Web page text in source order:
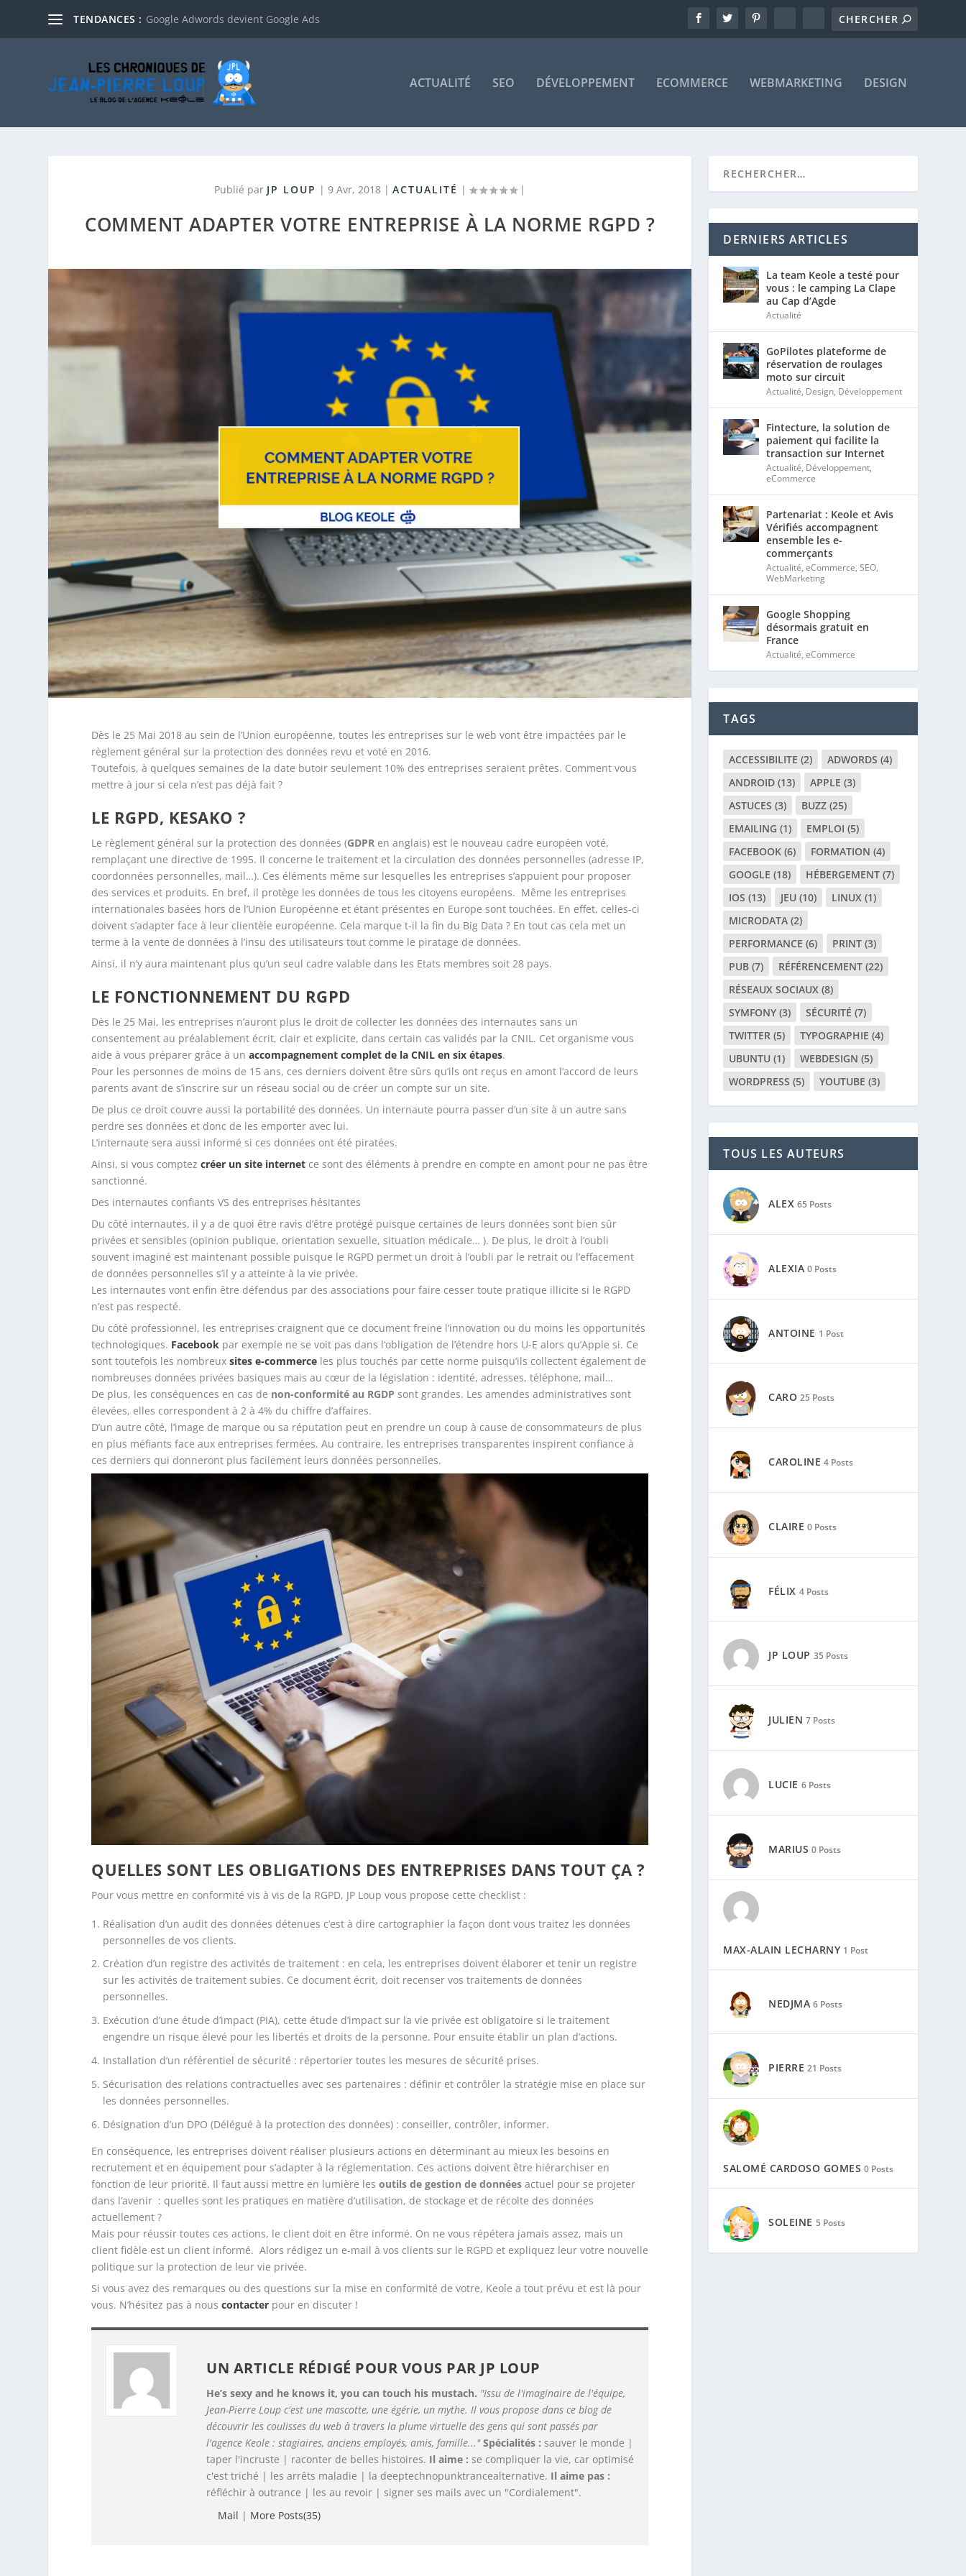
TENDANCES : Google Adwords devient Google Ads
ACTUALITÉ SEO DÉVELOPPEMENT ECOMMERCE WEBMARKETING DESIGN
Publié par JP LOUP |9 Avr, 2018 |ACTUALITÉ | |
COMMENT ADAPTER VOTRE ENTREPRISE À LA NORME RGPD ?
Dès le 25 Mai 2018 au sein de l’Union européenne, toutes les entreprises sur le web vont être impactées par le
règlement général sur la protection des données revu et voté en 2016.
Toutefois, à quelques semaines de la date butoir seulement 10% des entreprises seraient prêtes. Comment vous
mettre à jour si cela n’est pas déjà fait ?
LE RGPD, KESAKO ?
Le règlement général sur la protection des données (GDPR en anglais) est le nouveau cadre européen voté,
remplaçant une directive de 1995. Il concerne letraitement et la circulation des données personnelles (adresse IP,
coordonnées personnelles, mail…). Ces éléments même sur lesquelles les entreprises s’appuient pour proposer
des services et produits. En bref, il protège les données de tous les citoyens européens. Même les entreprises
internationales basées hors de l’Union Européenne et étant présentes en Europe sont touchées. En effet, celles-ci
doivent s’adapter face à leur clientèle européenne. Cela marque t-il la fin du Big Data ? En tout cas cela met un
terme à la vente de données à l’insu des utilisateurs tout comme le piratage de données.
Ainsi, il n’y aura maintenant plus qu’un seul cadre valable dans les Etats membres soit 28 pays.
LE FONCTIONNEMENT DU RGPD
Dès le 25 Mai, les entreprises n’auront plus le droit de collecter les données des internautes sans un
consentement au préalablement écrit, clair et explicite, dans certain cas validés par la CNIL. Cet organisme vous
aide à vous préparer grâce à unaccompagnement complet de la CNIL en six étapes.
Pour les personnes de moins de 15 ans, ces derniers doivent être sûrs qu’ils ont reçus en amont l’accord de leurs
parents avant de s’inscrire sur un réseau social ou de créer un compte sur un site.
De plus ce droit couvre aussi la portabilité des données. Un internaute pourra passer d’un site à un autre sans
perdre ses données et donc de les emporter avec lui.
L’internaute sera aussi informé si ces données ont été piratées.
Ainsi, si vous comptezcréer un site internet ce sont des éléments à prendre en compte en amont pour ne pas être
sanctionné.
Des internautes confiants VS des entreprises hésitantes
Du côté internautes, il y a de quoi être ravis d’être protégé puisque certaines de leurs données sont bien sûr
privées et sensibles (opinion publique, orientation sexuelle, situation médicale… ). De plus, le droit à l’oubli
souvent imaginé est maintenant possible puisque le RGPD permet un droit à l’oubli par le retrait ou l’effacement
de données personnelles s’il y a atteinte à la vie privée.
Les internautes vont enfin être défendus par des associations pour faire cesser toute pratique illicite si le RGPD
n’est pas respecté.
Du côté professionnel, les entreprises craignent que ce document freine l’innovation ou du moins les opportunités
technologiques. Facebook par exemple ne se voit pas dans l’obligation de l’étendre hors U-E alors qu’Apple si. Ce
sont toutefois les nombreuxsites e-commerce les plus touchés par cette norme puisqu’ils collectent également de
nombreuses données privées basiques mais au cœur de la législation : identité, adresses, téléphone, mail…
De plus, les conséquences en cas de non-conformité au RGDP sont grandes. Les amendes administratives sont
élevées, elles correspondent à 2 à 4% du chiffre d’affaires.
D’un autre côté, l’image de marque ou sa réputation peut en prendre un coup à cause de consommateurs de plus
en plus méfiants face aux entreprises fermées. Au contraire, les entreprises transparentes inspirent confiance à
ces derniers qui donneront plus facilement leurs données personnelles.
QUELLES SONT LES OBLIGATIONS DES ENTREPRISES DANS TOUT ÇA ?
Pour vous mettre en conformité vis à vis de la RGPD, JP Loup vous propose cette checklist :
Réalisation d’un audit des données détenues c’est à dire cartographier la façon dont vous traitez les données
personnelles de vos clients.
Création d’un registre des activités de traitement : en cela, les entreprises doivent élaborer et tenir un registre
sur les activités de traitement subies. Ce document écrit, doit recenser vos traitements de données
personnelles.
Exécution d’une étude d’impact (PIA), cette étude d’impact sur la vie privée est obligatoire si le traitement
engendre un risque élevé pour les libertés et droits de la personne. Pour ensuite établir un plan d’actions.
Installation d’un référentiel de sécurité : répertorier toutes les mesures de sécurité prises.
Sécurisation des relations contractuelles avec ses partenaires : définir et contrôler la stratégie mise en place sur
les données personnelles.
Désignation d’un DPO (Délégué à la protection des données) : conseiller, contrôler, informer.
En conséquence, les entreprises doivent réaliser plusieurs actions en déterminant au mieux les besoins en
recrutement et en équipement pour s’adapter à la réglementation. Ces actions doivent être hiérarchiser en
fonction de leur priorité. Il faut aussi mettre en lumière lesoutils de gestion de données actuel pour se projeter
dans l’avenir : quelles sont les pratiques en matière d’utilisation, de stockage et de récolte des données
actuellement ?
Mais pour réussir toutes ces actions, le client doit en être informé. On ne vous répétera jamais assez, mais un
client fidèle est un client informé. Alors rédigez un e-mail à vos clients sur le RGPD et expliquez leur votre nouvelle
politique sur la protection de leur vie privée.
Si vous avez des remarques ou des questions sur la mise en conformité de votre, Keole a tout prévu et est là pour
vous. N’hésitez pas à nouscontacter pour en discuter !
UN ARTICLE RÉDIGÉ POUR VOUS PAR JP LOUP
He’s sexy and he knows it, you can touch his mustach. "Issu de l'imaginaire de l'équipe,
Jean-Pierre Loup c'est une mascotte, une égérie, un mythe. Il vous propose dans ce blog de
découvrir les coulisses du web à travers la plume virtuelle des gens qui sont passés par
l'agence Keole : stagiaires, anciens employés, amis, famille..." Spécialités : sauver le monde |
taper l'incruste | raconter de belles histoires. Il aime : se compliquer la vie, car optimisé
c'est triché | les arrêts maladie | la deeptechnopunktrancealternative. Il aime pas :
réfléchir à outrance | les au revoir | signer ses mails avec un "Cordialement".
Mail | More Posts(35)
DERNIERS ARTICLES
La team Keole a testé pour
vous : le camping La Clape
au Cap d’Agde
Actualité
GoPilotes plateforme de
réservation de roulages
moto sur circuit
Actualité, Design, Développement
Fintecture, la solution de
paiement qui facilite la
transaction sur Internet
Actualité, Développement,
eCommerce
Partenariat : Keole et Avis
Vérifiés accompagnent
ensemble les e-
commerçants
Actualité,eCommerce,SEO,
WebMarketing
Google Shopping
désormais gratuit en
France
Actualité,eCommerce
TAGS
ACCESSIBILITE (2) ADWORDS (4)
ANDROID (13) APPLE (3)
ASTUCES (3) BUZZ (25)
EMAILING (1) EMPLOI (5)
FACEBOOK (6) FORMATION (4)
GOOGLE (18) HÉBERGEMENT (7)
IOS (13) JEU (10) LINUX (1)
MICRODATA (2)
PERFORMANCE (6) PRINT (3)
PUB (7) RÉFÉRENCEMENT (22)
RÉSEAUX SOCIAUX (8)
SYMFONY (3) SÉCURITÉ (7)
TWITTER (5) TYPOGRAPHIE (4)
UBUNTU (1) WEBDESIGN (5)
WORDPRESS (5) YOUTUBE (3)
TOUS LES AUTEURS
ALEX 65 Posts
ALEXIA 0 Posts
ANTOINE 1 Post
CARO 25 Posts
CAROLINE 4 Posts
CLAIRE 0 Posts
FÉLIX 4 Posts
JP LOUP 35 Posts
JULIEN 7 Posts
LUCIE 6 Posts
MARIUS 0 Posts
MAX-ALAIN LECHARNY 1 Post
NEDJMA 6 Posts
PIERRE 21 Posts
SALOMÉ CARDOSO GOMES 0 Posts
SOLEINE 5 Posts